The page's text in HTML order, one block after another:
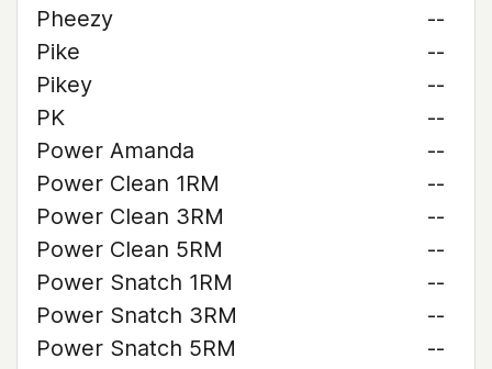
Pheezy
--
Pike
--
Pikey
--
PK
--
Power Amanda
--
Power Clean 1RM
--
Power Clean 3RM
--
Power Clean 5RM
--
Power Snatch 1RM
--
Power Snatch 3RM
--
Power Snatch 5RM
--